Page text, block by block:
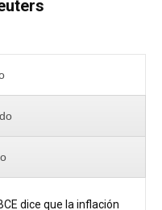
dice que la inflación